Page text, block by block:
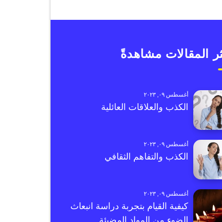
المقالات مشاهدةً
أغسطس ٠٩, ٢٠٢٣
الكذب والعلاقات العائلية
أغسطس ٠٩, ٢٠٢٣
الكذب والتفاهم الثقافي
أغسطس ٠٩, ٢٠٢٣
كيفية القيام بتجربة دراسة انبعاث
الضوء من المواد المضيئة